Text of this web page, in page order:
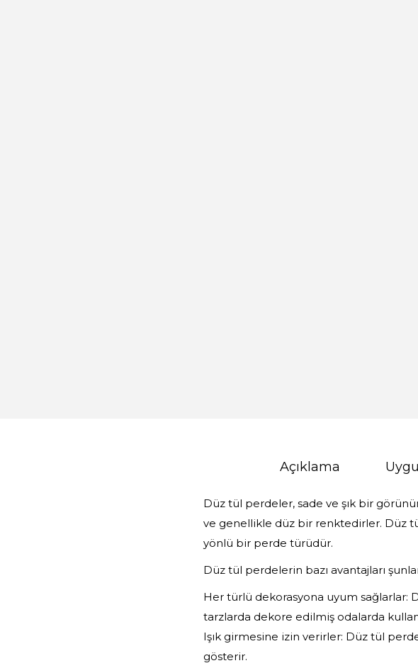
Açıklama
Düz tül perdeler, sade ve şık bir
ve genellikle düz bir renktedirler. Düz
yönlü bir perde türüdür.
Düz tül perdelerin bazı avantajları
Her türlü dekorasyona uyum sağlarlar:
tarzlarda dekore edilmiş odalarda
Işık girmesine izin verirler: Düz tül
gösterir.